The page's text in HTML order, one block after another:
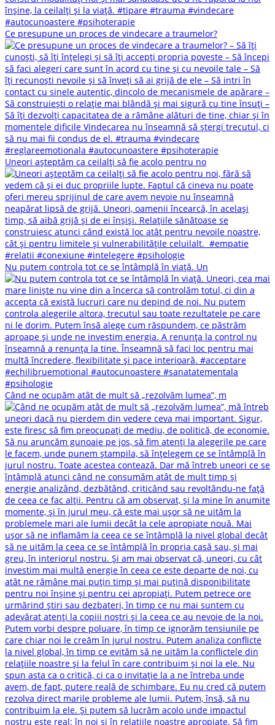
Ce presupune un proces de vindecare a traumelor?
Uneori așteptăm ca ceilalți să fie acolo pentru no
Nu putem controla tot ce se întâmplă în viață. Un
Când ne ocupăm atât de mult să „rezolvăm lumea”, m